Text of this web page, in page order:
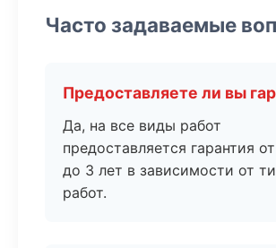
Часто задаваемые
Предоставляете ли вы
Да, на все виды работ
предоставляется гарантия
до 3 лет в зависимости от
работ.